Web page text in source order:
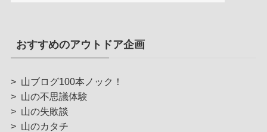
おすすめのアウトドア企画
> 山ブログ100本ノック！
> 山の不思議体験
> 山の失敗談
> 山のカタチ